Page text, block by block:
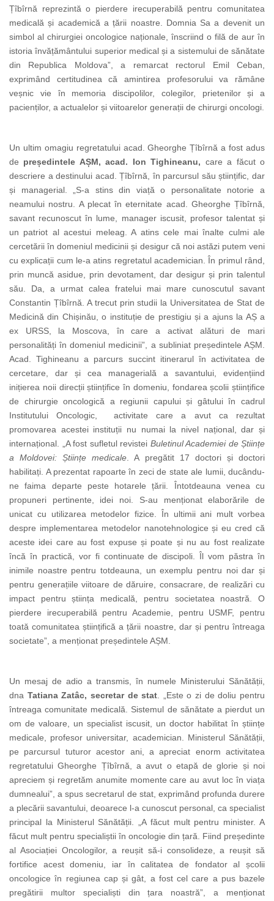
Țîbîrnă reprezintă o pierdere irecuperabilă pentru comunitatea
medicală și academică a țării noastre. Domnia Sa a devenit un
simbol al chirurgiei oncologice naționale, înscriind o filă de aur în
istoria învățământului superior medical și a sistemului de sănătate
din Republica Moldova”, a remarcat rectorul Emil Ceban,
exprimând certitudinea că amintirea profesorului va rămâne
veșnic vie în memoria discipolilor, colegilor, prietenilor și a
pacienților, a actualelor și viitoarelor generații de chirurgi oncologi.
Un ultim omagiu regretatului acad. Gheorghe Țîbîrnă a fost adus
de președintele AȘM, acad. Ion Tighineanu, care a făcut o
descriere a destinului acad. Țîbîrnă, în parcursul său științific, dar
și managerial. „S-a stins din viață o personalitate notorie a
neamului nostru. A plecat în eternitate acad. Gheorghe Țîbîrnă,
savant recunoscut în lume, manager iscusit, profesor talentat și
un patriot al acestui meleag. A atins cele mai înalte culmi ale
cercetării în domeniul medicinii și desigur că noi astăzi putem veni
cu explicații cum le-a atins regretatul academician. În primul rând,
prin muncă asidue, prin devotament, dar desigur și prin talentul
său. Da, a urmat calea fratelui mai mare cunoscutul savant
Constantin Țîbîrnă. A trecut prin studii la Universitatea de Stat de
Medicină din Chișinău, o instituție de prestigiu și a ajuns la AȘ a
ex URSS, la Moscova, în care a activat alături de mari
personalități în domeniul medicinii”, a subliniat președintele AȘM.
Acad. Tighineanu a parcurs succint itinerarul în activitatea de
cercetare, dar și cea managerială a savantului, evidențiind
inițierea noii direcții științifice în domeniu, fondarea școlii științifice
de chirurgie oncologică a regiunii capului și gâtului în cadrul
Institutului Oncologic, activitate care a avut ca rezultat
promovarea acestei instituții nu numai la nivel național, dar și
internațional. „A fost sufletul revistei Buletinul Academiei de Științe
a Moldovei: Științe medicale . A pregătit 17 doctori și doctori
habilitați. A prezentat rapoarte în zeci de state ale lumii, ducându-
ne faima departe peste hotarele țării. Întotdeauna venea cu
propuneri pertinente, idei noi. S-au menționat elaborările de
unicat cu utilizarea metodelor fizice. În ultimii ani mult vorbea
despre implementarea metodelor nanotehnologice și eu cred că
aceste idei care au fost expuse și poate și nu au fost realizate
încă în practică, vor fi continuate de discipoli. Îl vom păstra în
inimile noastre pentru totdeauna, un exemplu pentru noi dar și
pentru generațiile viitoare de dăruire, consacrare, de realizări cu
impact pentru știința medicală, pentru societatea noastră. O
pierdere irecuperabilă pentru Academie, pentru USMF, pentru
toată comunitatea științifică a țării noastre, dar și pentru întreaga
societate”, a menționat președintele AȘM.
Un mesaj de adio a transmis, în numele Ministerului Sănătății,
dna Tatiana Zatâc, secretar de stat . „Este o zi de doliu pentru
întreaga comunitate medicală. Sistemul de sănătate a pierdut un
om de valoare, un specialist iscusit, un doctor habilitat în științe
medicale, profesor universitar, academician. Ministerul Sănătății,
pe parcursul tuturor acestor ani, a apreciat enorm activitatea
regretatului Gheorghe Țîbîrnă, a avut o etapă de glorie și noi
apreciem și regretăm anumite momente care au avut loc în viața
dumnealui”, a spus secretarul de stat, exprimând profunda durere
a plecării savantului, deoarece l-a cunoscut personal, ca specialist
principal la Ministerul Sănătății. „A făcut mult pentru minister. A
făcut mult pentru specialiștii în oncologie din țară. Fiind președinte
al Asociației Oncologilor, a reușit să-i consolideze, a reușit să
fortifice acest domeniu, iar în calitatea de fondator al școlii
oncologice în regiunea cap și gât, a fost cel care a pus bazele
pregătirii multor specialiști din țara noastră”, a menționat